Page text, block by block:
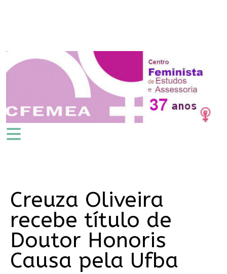
Creuza Oliveira
recebe título de
Doutor Honoris
Causa pela Ufba